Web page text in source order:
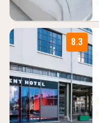
8.3